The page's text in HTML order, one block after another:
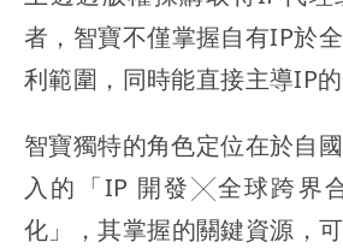
者，智寶不僅掌握自有IP於
利範圍，同時能直接主導IP的
智寶獨特的角色定位在於自
入的「IP 開發╳全球跨界
化」，其掌握的關鍵資源，